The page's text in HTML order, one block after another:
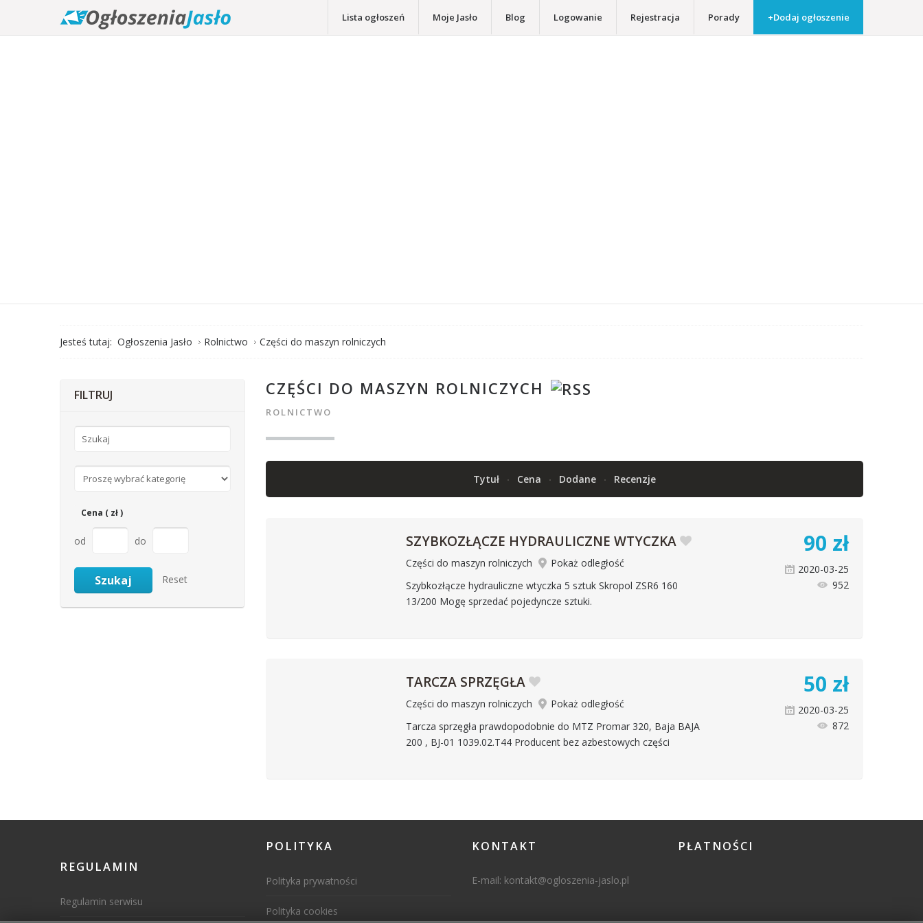
Lista ogłoszeń Moje Jasło Blog Logowanie Rejestracja Porady +Dodaj ogłoszenie
Jesteś tutaj: Ogłoszenia Jasło Rolnictwo Części do maszyn rolniczych
CZĘŚCI DO MASZYN ROLNICZYCH
ROLNICTWO
Tytuł Cena Dodane Recenzje
SZYBKOZŁĄCZE HYDRAULICZNE WTYCZKA
Części do maszyn rolniczych
Pokaż odległość
Szybkozłącze hydrauliczne wtyczka 5 sztuk Skropol ZSR6 160
13/200 Mogę sprzedać pojedyncze sztuki.
90 zł
2020-03-25
952
TARCZA SPRZĘGŁA
Części do maszyn rolniczych
Pokaż odległość
Tarcza sprzęgła prawdopodobnie do MTZ Promar 320, Baja BAJA
200 , BJ-01 1039.02.T44 Producent bez azbestowych części
50 zł
2020-03-25
872
FILTRUJ
Cena ( zł )
od do
Szukaj Reset
REGULAMIN
Regulamin serwisu
POLITYKA
Polityka prywatności
Polityka cookies
KONTAKT
E-mail: kontakt@ogloszenia-jaslo.pl
PŁATNOŚCI